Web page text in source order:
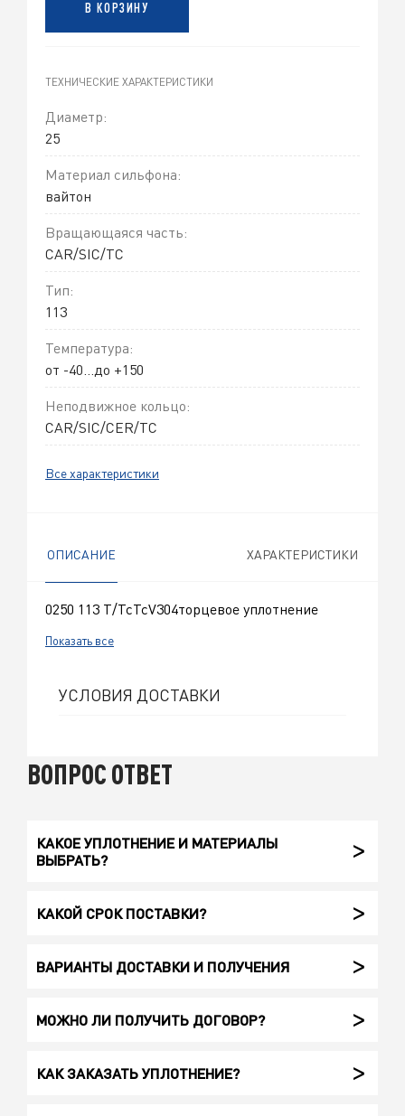
В КОРЗИНУ
ТЕХНИЧЕСКИЕ ХАРАКТЕРИСТИКИ
Диаметр:
25
Материал сильфона:
вайтон
Вращающаяся часть:
CAR/SIC/TC
Тип:
113
Температура:
от -40...до +150
Неподвижное кольцо:
CAR/SIC/CER/TC
Все характеристики
ОПИСАНИЕ ХАРАКТЕРИСТИКИ
0250 113 T/TcTcV304торцевое уплотнение
Показать все
УСЛОВИЯ ДОСТАВКИ
ВОПРОС ОТВЕТ
КАКОЕ УПЛОТНЕНИЕ И МАТЕРИАЛЫ
ВЫБРАТЬ?
КАКОЙ СРОК ПОСТАВКИ?
ВАРИАНТЫ ДОСТАВКИ И ПОЛУЧЕНИЯ
МОЖНО ЛИ ПОЛУЧИТЬ ДОГОВОР?
КАК ЗАКАЗАТЬ УПЛОТНЕНИЕ?